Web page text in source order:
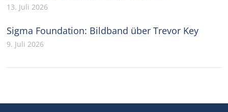
13. Juli 2026
Sigma Foundation: Bildband über Trevor Key
9. Juli 2026